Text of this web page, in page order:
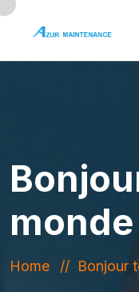
Home Bonjour